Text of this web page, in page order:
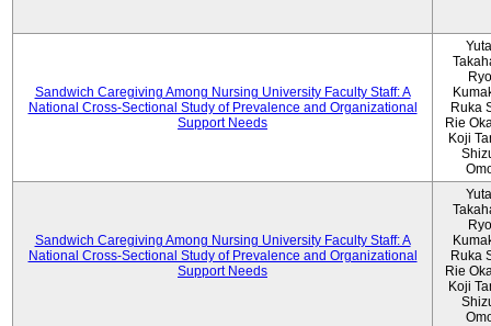
Sandwich Caregiving Among Nursing University Faculty Staff: A
National Cross-Sectional Study of Prevalence and Organizational
Support Needs
Ruka
Rie
Koji
Sandwich Caregiving Among Nursing University Faculty Staff: A
National Cross-Sectional Study of Prevalence and Organizational
Support Needs
Ruka
Rie
Koji